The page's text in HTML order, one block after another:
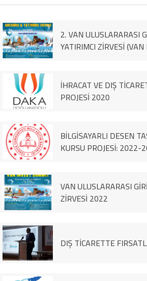
2. VAN ULUSLARARASI
YATIRIMCI ZİRVESİ
İHRACAT VE DIŞ
PROJESİ 2020
BİLGİSAYARLI DESEN
KURSU PROJESİ: 2022-
VAN ULUSLARARASI
ZİRVESİ 2022
DIŞ TİCARETTE